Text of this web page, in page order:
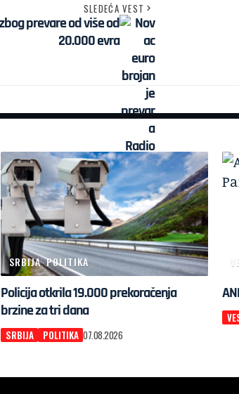
SLEDEĆA VEST
prevare od više od
20.000 evra
SRBIJA POLITIKA
Policija otkrila 19.000 prekoračenja
brzine za tri dana
SRBIJA POLITIKA 07.08.2026